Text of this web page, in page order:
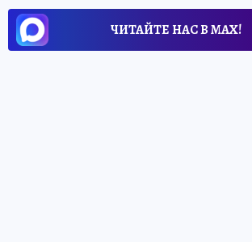
ЧИТАЙТЕ НАС В МАХ!